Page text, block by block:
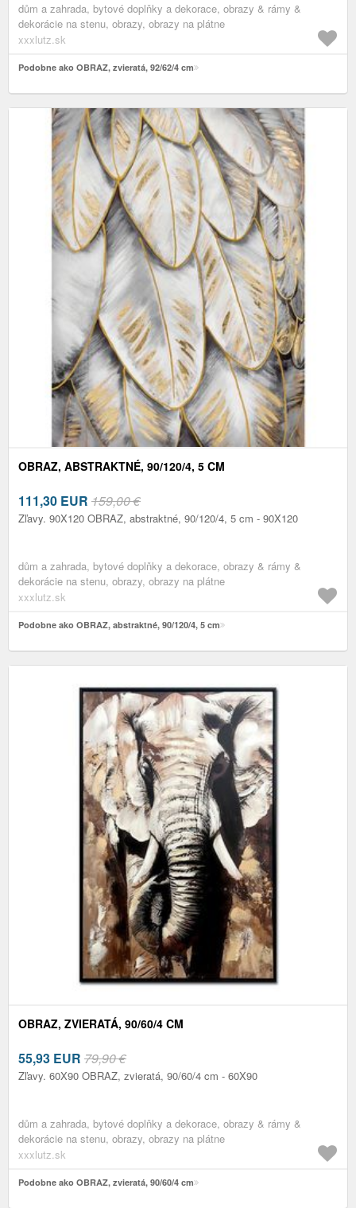
dům a zahrada, bytové doplňky a dekorace, obrazy & rámy &
dekorácie na stenu, obrazy, obrazy na plátne
xxxlutz.sk
Podobne ako OBRAZ, zvieratá, 92/62/4 cm
OBRAZ, ABSTRAKTNÉ, 90/120/4, 5 CM
111,30 EUR 159,00 €
Zľavy. 90X120 OBRAZ, abstraktné, 90/120/4, 5 cm - 90X120
dům a zahrada, bytové doplňky a dekorace, obrazy & rámy &
dekorácie na stenu, obrazy, obrazy na plátne
xxxlutz.sk
Podobne ako OBRAZ, abstraktné, 90/120/4, 5 cm
OBRAZ, ZVIERATÁ, 90/60/4 CM
55,93 EUR 79,90 €
Zľavy. 60X90 OBRAZ, zvieratá, 90/60/4 cm - 60X90
dům a zahrada, bytové doplňky a dekorace, obrazy & rámy &
dekorácie na stenu, obrazy, obrazy na plátne
xxxlutz.sk
Podobne ako OBRAZ, zvieratá, 90/60/4 cm